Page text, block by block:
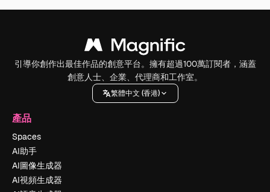
引導你創作出最佳作品的創意平台。擁有超過100萬訂閱者，涵蓋
創意人士、企業、代理商和工作室。
繁體中文 (香港)
產品
Spaces
AI助手
AI圖像生成器
AI視頻生成器